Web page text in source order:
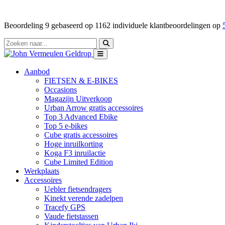
Beoordeling 9 gebaseerd op 1162 individuele klantbeoordelingen op
Aanbod
FIETSEN & E-BIKES
Occasions
Magazijn Uitverkoop
Urban Arrow gratis accessoires
Top 3 Advanced Ebike
Top 5 e-bikes
Cube gratis accessoires
Hoge inruilkorting
Koga F3 inruilactie
Cube Limited Edition
Werkplaats
Accessoires
Uebler fietsendragers
Kinekt verende zadelpen
Tracefy GPS
Vaude fietstassen